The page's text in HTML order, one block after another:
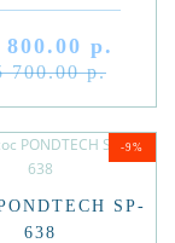
800.00 р.
700.00 р.
-9%
SP-
638